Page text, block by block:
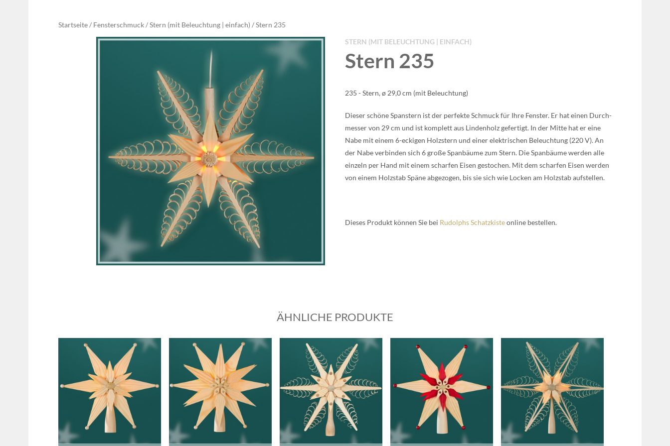
Startseite/ Fensterschmuck/Stern (mit Beleuchtung | einfach) / Stern 235
STERN (MIT BELEUCHTUNG | EINFACH)
Stern 235
235 - Stern, ø 29,0 cm (mit Beleuchtung)
Die­ser schö­ne Spans­tern ist der per­fek­te Schmuck für Ihre Fens­ter. Er hat einen Durch­
mes­ser von 29 cm und ist kom­plett aus Lin­den­holz gefer­tigt. In der Mit­te hat er eine
Nabe mit einem 6-ecki­gen Holzstern und einer elek­tri­schen Beleuch­tung (220 V). An
der Nabe ver­bin­den sich 6 gro­ße Span­bäu­me zum Stern. Die Span­bäu­me wer­den alle
ein­zeln per Hand mit einem schar­fen Eisen gesto­chen. Mit dem schar­fen Eisen wer­den
von einem Holz­stab Spä­ne abge­zo­gen, bis sie sich wie Locken am Holz­stab auf­stel­len.
Die­ses Pro­dukt kön­nen Sie bei Rudolphs Schatz­kis­teonline bestel­len.
ÄHNLICHE PRODUKTE